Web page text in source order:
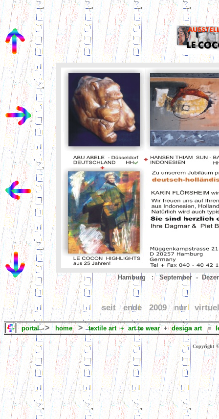
Hamburg : September -
seit ende 2009 nur
portal > home > textile art + art to wear + design art =
Copyright